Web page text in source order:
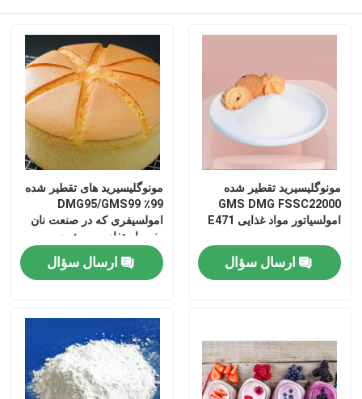
مونوگلیسیرید تقطیر شده
GMS DMG FSSC22000
امولسیاتور مواد غذایی E471
ارسال سؤال
مونوگلیسیرید های تقطیر شده
99٪ DMG95/GMS99
امولسیفری که در صنعت نان
پخت استفاده می شود
ارسال سؤال